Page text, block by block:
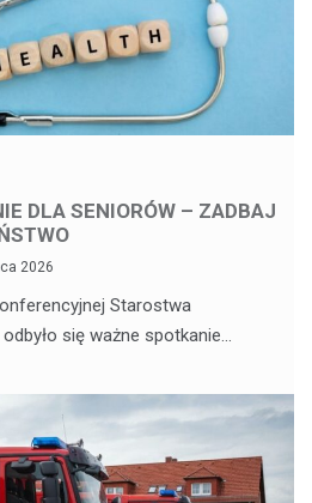
DLA SENIORÓW – ZADBAJ
2026
Starostwa
się ważne spotkanie…